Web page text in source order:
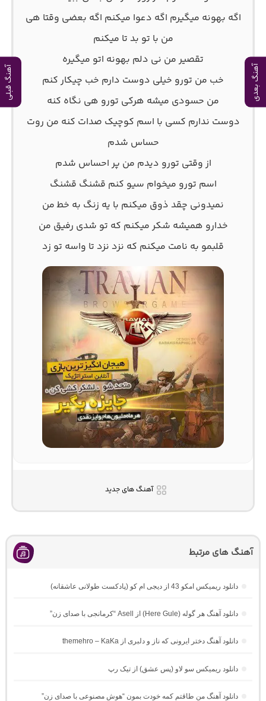
آهنگ بعدی آهنگ قبلی
اﮔﻪ ﺑﻬﻮﻧﻪ ﻣﻴﮕﻴﺮم اﮔﻪ دﻋﻮا ﻣﻴﻜﻨﻢ اﮔﻪ ﺑﻌﻀﻰ وﻗﺘﺎ ﻫﻰ
ﻣﻦ ﺑﺎ ﺗﻮ ﺑﺪ ﺗﺎ ﻣﻴﻜﻨﻢ
ﺗﻘﺼﻴﺮ ﻣﻦ ﻧﻰ دﻟﻢ ﺑﻬﻮﻧﻪ اﺗﻮ ﻣﻴﮕﻴﺮه
ﺧﺐ ﻣﻦ ﺗﻮرو ﺧﻴﻠﻰ دوﺳﺖ دارم ﺧﺐ ﭼﻴﻜﺎر ﻛﻨﻢ
ﻣﻦ ﺣﺴﻮدی ﻣﻴﺸﻪ ﻫﺮﻛﻰ ﺗﻮرو ﻫﻰ ﻧﮕﺎه ﻛﻨﻪ
دوﺳﺖ ﻧﺪارم ﻛﺴﻰ ﺑﺎ اﺳﻢ ﻛﻮﭼﻴﮏ ﺻﺪات ﻛﻨﻪ ﻣﻦ روت
ﺣﺴﺎس ﺷﺪم
از وﻗﺘﻰ ﺗﻮرو دﻳﺪم ﻣﻦ ﭘﺮ اﺣﺴﺎس ﺷﺪم
اﺳﻢ ﺗﻮرو ﻣﻴﺨﻮام ﺳﻴﻮ ﻛﻨﻢ ﻗﺸﻨﮓ ﻗﺸﻨﮓ
ﻧﻤﻴﺪوﻧﻰ ﭼﻘﺪ ذوق ﻣﻴﻜﻨﻢ ﺑﺎ ﻳﻪ زﻧﮓ ﺑﻪ ﺧﻄ ﻣﻦ
ﺧﺪارو ﻫﻤﻴﺸﻪ ﺷﻜﺮ ﻣﻴﻜﻨﻢ ﻛﻪ ﺗﻮ ﺷﺪی رﻓﻴﻖ ﻣﻦ
ﻗﻠﺒﻤﻮ ﺑﻪ ﻧﺎﻣﺖ ﻣﻴﻜﻨﻢ ﻛﻪ ﻧﺰد ﻧﺰد ﺗﺎ واﺳﻪ ﺗﻮ زد
آهنگ های جدید
آهنگ های مرتبط
دانلود ریمیکس امکو 43 از دیجی ام کو (پادکست طولانی عاشقانه)
دانلود آهنگ هر گوله (Here Gule) از Asell “کرمانجی با صدای زن”
دانلود آهنگ دختر ایرونی که ناز و دلبری از themehro – KaKa
دانلود ریمیکس سو لاو (پس عشق) از تیک رپ
دانلود آهنگ من طاقتم کمه خودت بمون “هوش مصنوعی با صدای زن”